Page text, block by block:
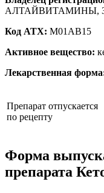
АЛТАЙВИТАМИНЫ,
Код ATX: M01AB15
Активное вещество:
Лекарственная
Препарат отпускается
по рецепту
Форма
препарата